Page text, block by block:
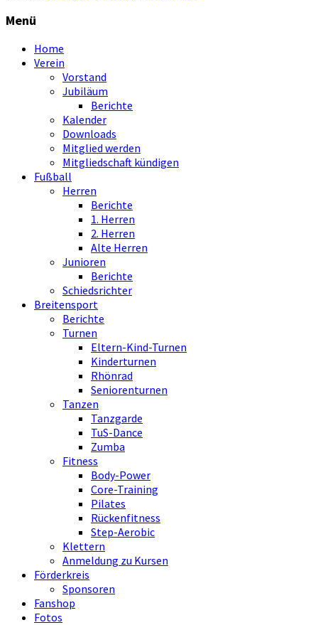
Menü
Home
Verein
Vorstand
Jubiläum
Berichte
Kalender
Downloads
Mitglied werden
Mitgliedschaft kündigen
Fußball
Herren
Berichte
1. Herren
2. Herren
Alte Herren
Junioren
Berichte
Schiedsrichter
Breitensport
Berichte
Turnen
Eltern-Kind-Turnen
Kinderturnen
Rhönrad
Seniorenturnen
Tanzen
Tanzgarde
TuS-Dance
Zumba
Fitness
Body-Power
Core-Training
Pilates
Rückenfitness
Step-Aerobic
Klettern
Anmeldung zu Kursen
Förderkreis
Sponsoren
Fanshop
Fotos